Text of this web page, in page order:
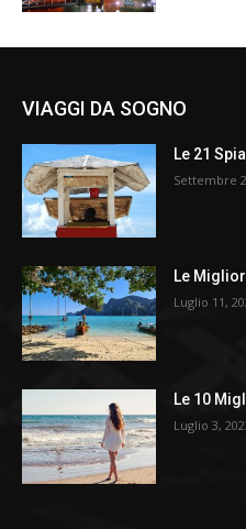
VIAGGI DA SOGNO
Le 21
Settembre
Le
Luglio 11,
Le 10
Luglio 3,